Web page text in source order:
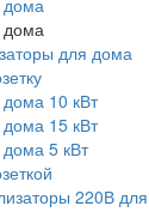
дома
дома
для дома
10 кВт
15 кВт
5 кВт
220В для